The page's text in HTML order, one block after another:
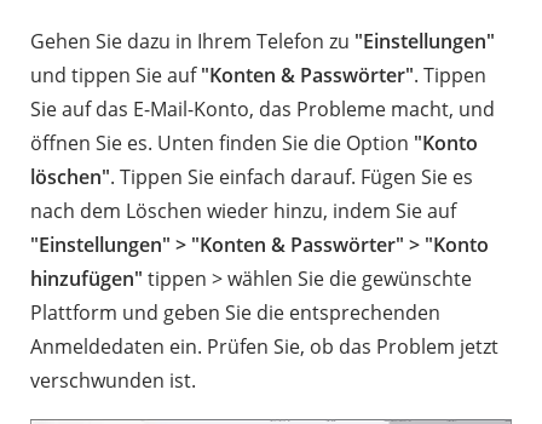
Gehen Sie dazu in Ihrem Telefon zu "Einstellungen"
und tippen Sie auf"Konten & Passwörter". Tippen
Sie auf das E-Mail-Konto, das Probleme macht, und
öffnen Sie es. Unten finden Sie die Option "Konto
löschen". Tippen Sie einfach darauf. Fügen Sie es
nach dem Löschen wieder hinzu, indem Sie auf
"Einstellungen" > "Konten & Passwörter" > "Konto
hinzufügen" tippen > wählen Sie die gewünschte
Plattform und geben Sie die entsprechenden
Anmeldedaten ein. Prüfen Sie, ob das Problem jetzt
verschwunden ist.